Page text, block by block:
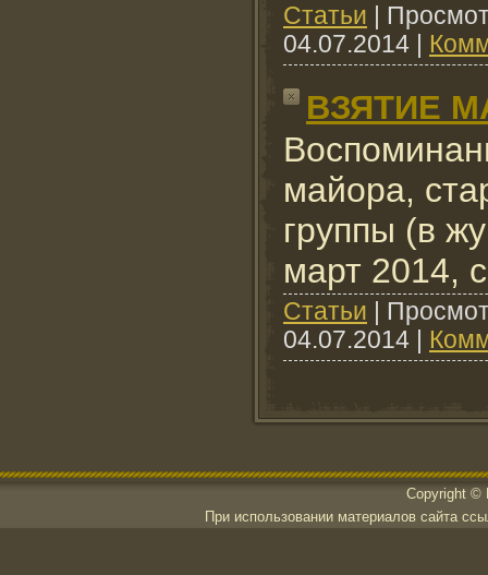
Cтатьи
04.07.2014
ВЗЯТИЕ
майора,
группы (в
март 2014,
Cтатьи
04.07.2014
Copyright ©
При использовании материалов сайта